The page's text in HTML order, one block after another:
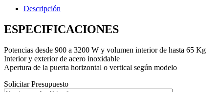
Descripción
ESPECIFICACIONES
Potencias desde 900 a 3200 W y volumen interior de hasta 65 Kg
Interior y exterior de acero inoxidable
Apertura de la puerta horizontal o vertical según modelo
Solicitar Presupuesto